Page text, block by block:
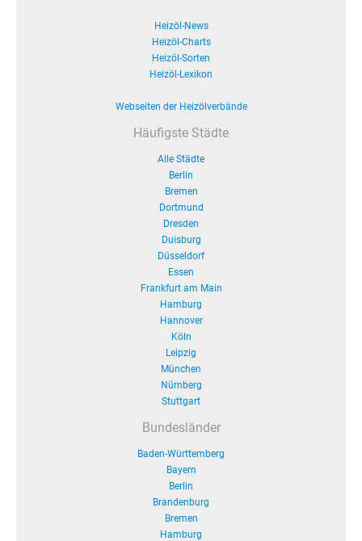
Heizöl-News
Heizöl-Charts
Heizöl-Sorten
Heizöl-Lexikon
Webseiten der Heizölverbände
Häufigste Städte
Alle Städte
Berlin
Bremen
Dortmund
Dresden
Duisburg
Düsseldorf
Essen
Frankfurt am Main
Hamburg
Hannover
Köln
Leipzig
München
Nürnberg
Stuttgart
Bundesländer
Baden-Württemberg
Bayern
Berlin
Brandenburg
Bremen
Hamburg